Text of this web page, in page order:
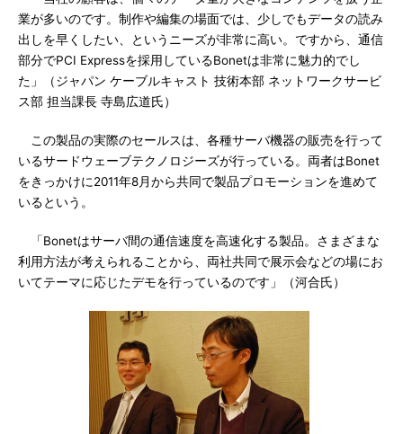
業が多いのです。制作や編集の場面では、少しでもデータの読み
出しを早くしたい、というニーズが非常に高い。ですから、通信
部分でPCI Expressを採用しているBonetは非常に魅力的でし
た」（ジャパン ケーブルキャスト 技術本部 ネットワークサービ
ス部 担当課長 寺島広道氏）
この製品の実際のセールスは、各種サーバ機器の販売を行って
いるサードウェーブテクノロジーズが行っている。両者はBonet
をきっかけに2011年8月から共同で製品プロモーションを進めて
いるという。
「Bonetはサーバ間の通信速度を高速化する製品。さまざまな
利用方法が考えられることから、両社共同で展示会などの場にお
いてテーマに応じたデモを行っているのです」（河合氏）